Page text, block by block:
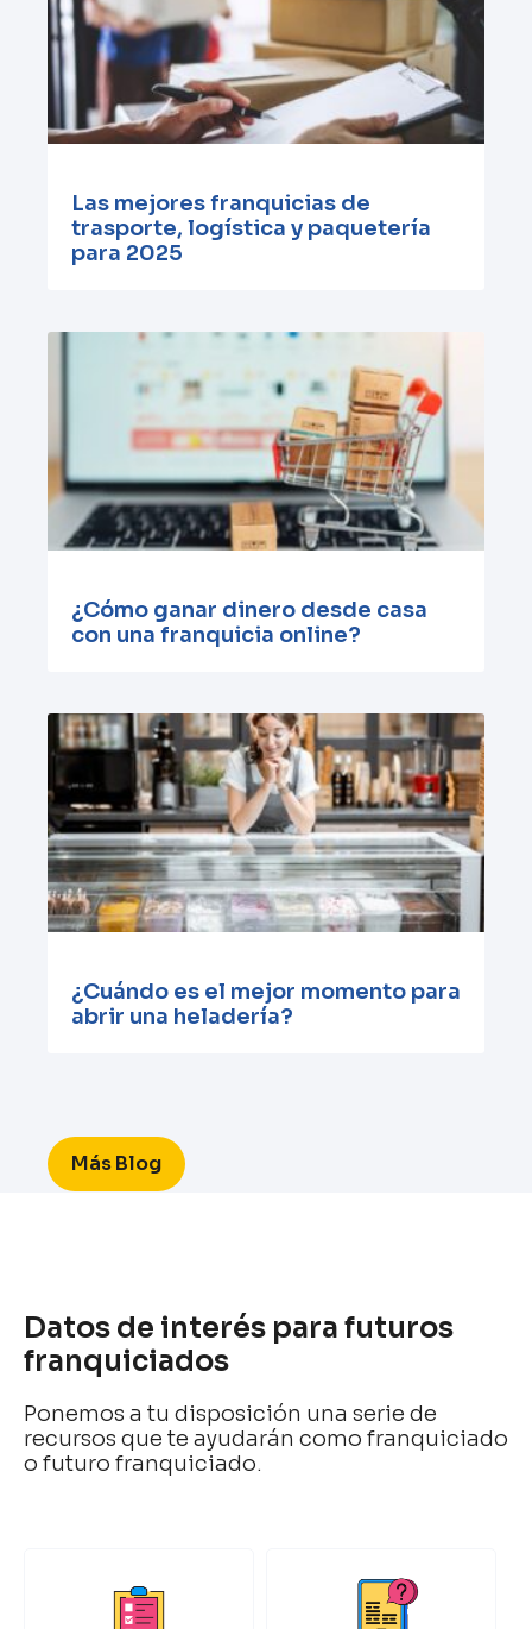
Las mejores franquicias de
trasporte, logística y paquetería
para 2025
¿Cómo ganar dinero desde casa
con una franquicia online?
¿Cuándo es el mejor momento para
abrir una heladería?
Más Blog
Datos de interés para futuros
franquiciados
Ponemos a tu disposición una serie de
recursos que te ayudarán como franquiciado
o futuro franquiciado.